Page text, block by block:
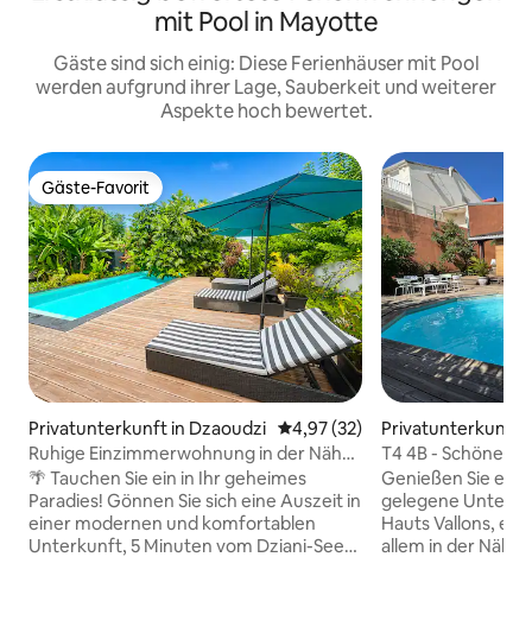
mit Pool in Mayotte
Gäste sind sich einig: Diese Ferienhäuser mit Pool
werden aufgrund ihrer Lage, Sauberkeit und weiterer
Aspekte hoch bewertet.
Gäste-Favorit
Gäste-Favorit
Privatunterkunft in Dzaoudzi Durchschnittliche Bewertung:
4,97 (32)
Ruhige Einzimmerwohnung in der Nähe
des Dziani-Sees
🌴 Tauchen Sie ein in Ihr geheimes
Paradies! Gönnen Sie sich eine Auszeit in
einer modernen und komfortablen
Unterkunft, 5 Minuten vom Dziani-See
Privatunterkunft
T4 4B - Schönes
Schlafzimmer
Genießen Sie
gelegene
Hauts Vallons,
allem in der